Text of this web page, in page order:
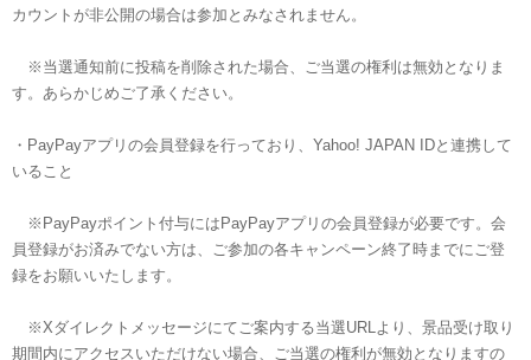
カウントが非公開の場合は参加とみなされません。
※当選通知前に投稿を削除された場合、ご当選の権利は無効となりま
す。あらかじめご了承ください。
・PayPayアプリの会員登録を行っており、Yahoo! JAPAN IDと連携して
いること
※PayPayポイント付与にはPayPayアプリの会員登録が必要です。会
員登録がお済みでない方は、ご参加の各キャンペーン終了時までにご登
録をお願いいたします。
※Xダイレクトメッセージにてご案内する当選URLより、景品受け取り
期間内にアクセスいただけない場合、ご当選の権利が無効となりますの